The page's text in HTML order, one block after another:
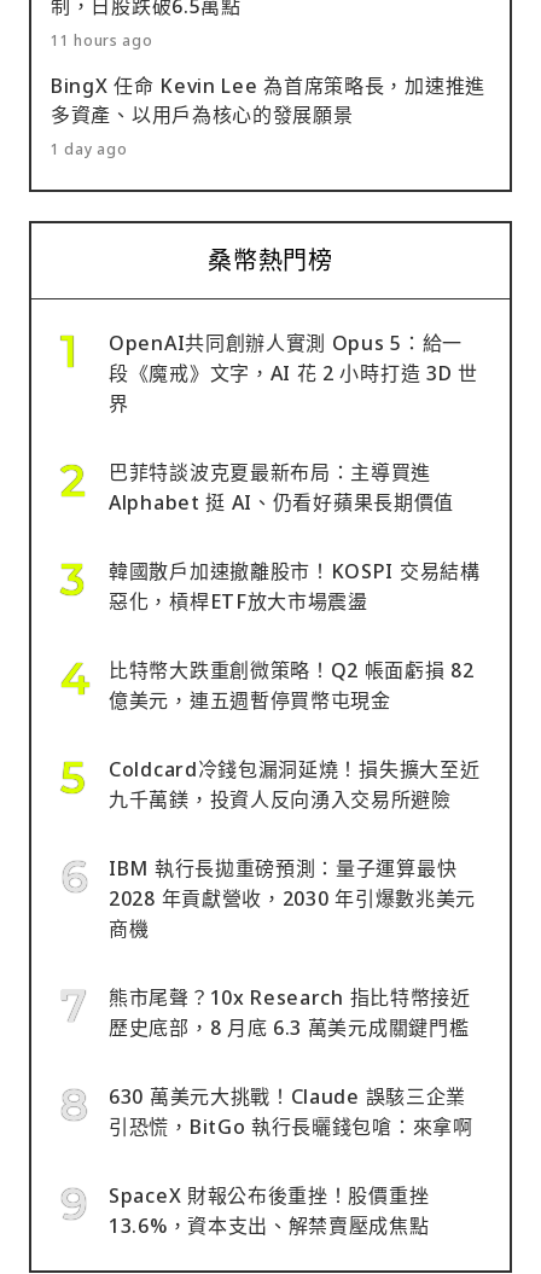
制，日股跌破6.5萬點
11 hours ago
BingX 任命 Kevin Lee 為首席策略長，加速推進
多資產、以用戶為核心的發展願景
1 day ago
桑幣熱門榜
OpenAI共同創辦人實測 Opus 5：給一
段《魔戒》文字，AI 花 2 小時打造 3D 世
界
巴菲特談波克夏最新布局：主導買進
Alphabet 挺 AI、仍看好蘋果長期價值
韓國散戶加速撤離股市！KOSPI 交易結構
惡化，槓桿ETF放大市場震盪
比特幣大跌重創微策略！Q2 帳面虧損 82
億美元，連五週暫停買幣屯現金
Coldcard冷錢包漏洞延燒！損失擴大至近
九千萬鎂，投資人反向湧入交易所避險
IBM 執行長拋重磅預測：量子運算最快
2028 年貢獻營收，2030 年引爆數兆美元
商機
熊市尾聲？10x Research 指比特幣接近
歷史底部，8 月底 6.3 萬美元成關鍵門檻
630 萬美元大挑戰！Claude 誤駭三企業
引恐慌，BitGo 執行長曬錢包嗆：來拿啊
SpaceX 財報公布後重挫！股價重挫
13.6%，資本支出、解禁賣壓成焦點